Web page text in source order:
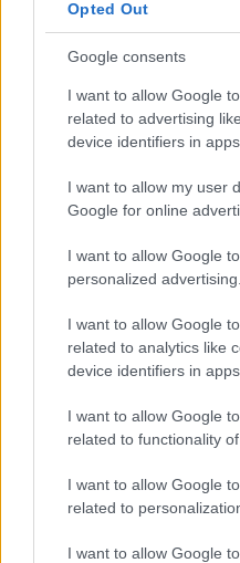
Opted Out
Google consents
I want to allow Google
related to advertising
device identifiers in apps.
I want to allow my user
Google for online
I want to allow Google
personalized advertising.
I want to allow Google
related to analytics like
device identifiers in apps.
I want to allow Google
related to functionality
I want to allow Google
related to
I want to allow Google
egyik, ha nem legjobb
persze eddig is többé-
Október közepén
az Electronic Beats
Három helyszínen a
fesztivál
Szponzorált Tartalom•2015.